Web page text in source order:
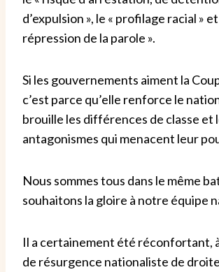
d’expulsion », le « profilage racial » et
répression de la parole ».
Si les gouvernements aiment la
c’est parce qu’elle renforce le
brouille les différences de classe et
antagonismes qui menacent leur
Nous sommes tous dans le même
souhaitons la gloire à notre équipe
Il a certainement été réconfortant,
de résurgence nationaliste de